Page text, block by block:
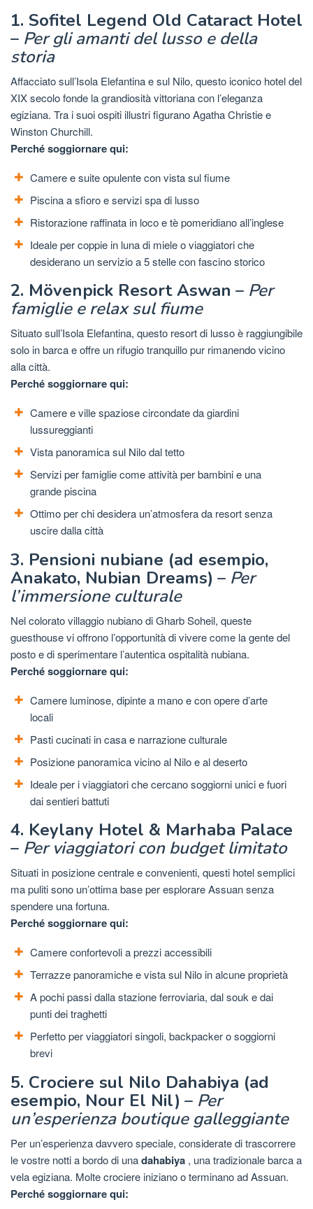
1. Sofitel Legend Old Cataract Hotel
– Per gli amanti del lusso e della
storia
Affacciato sull’Isola Elefantina e sul Nilo, questo iconico hotel del
XIX secolo fonde la grandiosità vittoriana con l’eleganza
egiziana. Tra i suoi ospiti illustri figurano Agatha Christie e
Winston Churchill.
Perché soggiornare qui:
Camere e suite opulente con vista sul fiume
Piscina a sfioro e servizi spa di lusso
Ristorazione raffinata in loco e tè pomeridiano all’inglese
Ideale per coppie in luna di miele o viaggiatori che
desiderano un servizio a 5 stelle con fascino storico
2. Mövenpick Resort Aswan – Per
famiglie e relax sul fiume
Situato sull’Isola Elefantina, questo resort di lusso è raggiungibile
solo in barca e offre un rifugio tranquillo pur rimanendo vicino
alla città.
Perché soggiornare qui:
Camere e ville spaziose circondate da giardini
lussureggianti
Vista panoramica sul Nilo dal tetto
Servizi per famiglie come attività per bambini e una
grande piscina
Ottimo per chi desidera un’atmosfera da resort senza
uscire dalla città
3. Pensioni nubiane (ad esempio,
Anakato, Nubian Dreams) – Per
l’immersione culturale
Nel colorato villaggio nubiano di Gharb Soheil, queste
guesthouse vi offrono l’opportunità di vivere come la gente del
posto e di sperimentare l’autentica ospitalità nubiana.
Perché soggiornare qui:
Camere luminose, dipinte a mano e con opere d’arte
locali
Pasti cucinati in casa e narrazione culturale
Posizione panoramica vicino al Nilo e al deserto
Ideale per i viaggiatori che cercano soggiorni unici e fuori
dai sentieri battuti
4. Keylany Hotel & Marhaba Palace
– Per viaggiatori con budget limitato
Situati in posizione centrale e convenienti, questi hotel semplici
ma puliti sono un’ottima base per esplorare Assuan senza
spendere una fortuna.
Perché soggiornare qui:
Camere confortevoli a prezzi accessibili
Terrazze panoramiche e vista sul Nilo in alcune proprietà
A pochi passi dalla stazione ferroviaria, dal souk e dai
punti dei traghetti
Perfetto per viaggiatori singoli, backpacker o soggiorni
brevi
5. Crociere sul Nilo Dahabiya (ad
esempio, Nour El Nil) – Per
un’esperienza boutique galleggiante
Per un’esperienza davvero speciale, considerate di trascorrere
le vostre notti a bordo di unadahabiya , una tradizionale barca a
vela egiziana. Molte crociere iniziano o terminano ad Assuan.
Perché soggiornare qui: